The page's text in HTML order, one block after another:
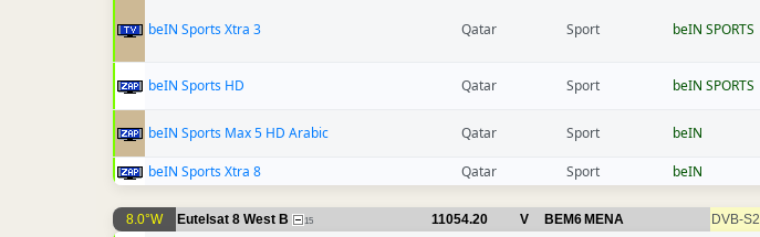
beIN Sports Xtra 3 Qatar Sport beIN SPORTS
beIN Sports HD Qatar Sport beIN SPORTS
beIN Sports Max 5 HD Arabic Qatar Sport beIN
beIN Sports Xtra 8 Qatar Sport beIN
8.0°W Eutelsat 8 West B 15 11054.20 V BEM6MENA DVB-S2